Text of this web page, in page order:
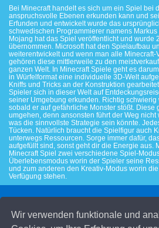
Wir verwenden funktionale und
Bei Minecraft handelt es sich um ein Spiel bei
anspruchsvolle Ebenen erkunden kann und
Erfunden und entwickelt wurde das
schwedischen Programmierer namens
Mojang hat das Spiel veröffentlicht und wurde
übernommen. Microsoft hat den Spielaufbau
weiterentwickelt und wenn man alle
gehören diese mittlerweile zu den
ganzen Welt. In Minecraft Spiele geht es
in Würfelformat eine individuelle 3D-Welt
Kniffs und Tricks an der Konstruktion
Spieler sich in dieser Welt auf
seiner Umgebung erkunden. Richtig
sobald er auf gefährliche Monster stößt. Diese
umgehen, denn ansonsten führt der Weg nicht
was die sinnvollste Strategie sein könnte.
Tücken. Natürlich braucht die Spielfigur auch
unterwegs Ressourcen. Sorge immer dafür,
aufgefüllt sind, sonst geht dir die Energie aus.
Minecraft Spiel zwei verschiedene Spiel-
Überlebensmodus worin der Spieler seine
und zum anderen den Kreativ-Modus worin
Verfügung stehen.